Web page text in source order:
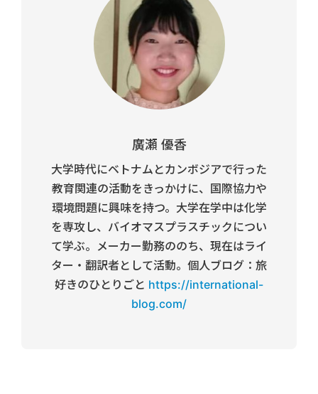
廣瀬 優香
大学時代にベトナムとカンボジアで行った
教育関連の活動をきっかけに、国際協力や
環境問題に興味を持つ。大学在学中は化学
を専攻し、バイオマスプラスチックについ
て学ぶ。メーカー勤務ののち、現在はライ
ター・翻訳者として活動。個人ブログ：旅
好きのひとりごと https://international-
blog.com/